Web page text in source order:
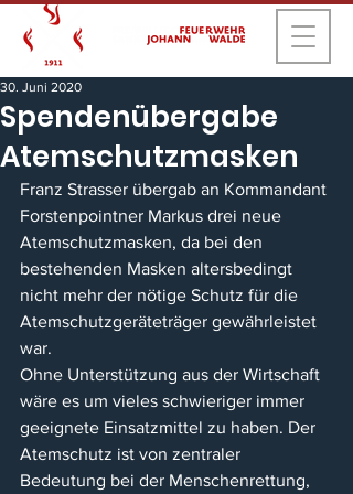
Spendenübergabe
Atemschutzmasken
30. Juni 2020
Franz Strasser übergab an Kommandant
Forstenpointner Markus drei neue
Atemschutzmasken, da bei den
bestehenden Masken altersbedingt
nicht mehr der nötige Schutz für die
Atemschutzgeräteträger gewährleistet
war.
Ohne Unterstützung aus der Wirtschaft
wäre es um vieles schwieriger immer
geeignete Einsatzmittel zu haben. Der
Atemschutz ist von zentraler
Bedeutung bei der Menschenrettung,